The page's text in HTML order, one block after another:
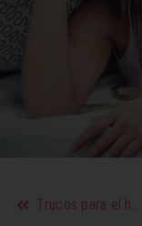
Trucos para el hogar sencillos, económicos y efectivos IV